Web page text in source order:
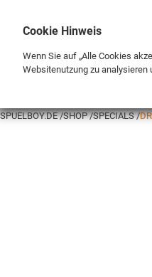
SPUELBOY.DE SHOP SPECIALS
Cookie Hinweis
Wenn Sie auf „Alle Cookies
Websitenutzung zu analysieren